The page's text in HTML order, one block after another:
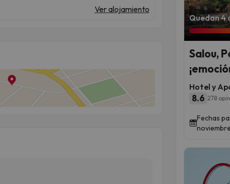
Ver alojamiento
Quedan 4
Salou,
Hotel y
8.6 278
Fechas